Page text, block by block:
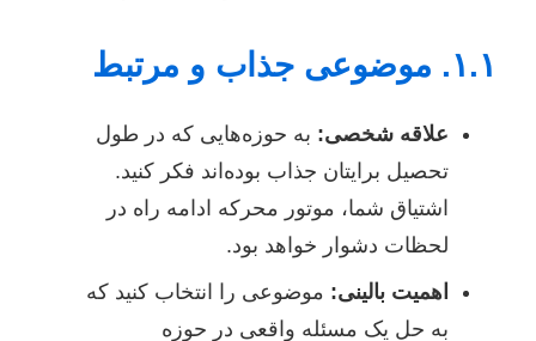
۱.۱. موضوعی جذاب و مرتبط
علاقه شخصی: به حوزه‌هایی که در طول
تحصیل برایتان جذاب بوده‌اند فکر کنید.
اشتیاق شما، موتور محرکه ادامه راه در
لحظات دشوار خواهد بود.
اهمیت بالینی: موضوعی را انتخاب کنید که
به حل یک مسئله واقعی در حوزه